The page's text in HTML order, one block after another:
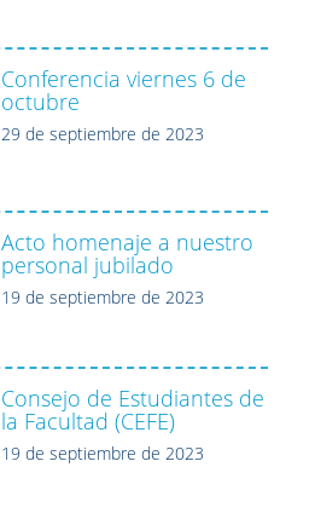
Conferencia viernes 6 de
octubre
29 de septiembre de 2023
Acto homenaje a nuestro
personal jubilado
19 de septiembre de 2023
Consejo de Estudiantes de
la Facultad (CEFE)
19 de septiembre de 2023